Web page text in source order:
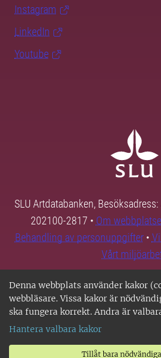
Denna webbplats använder kakor
webbläsare. Vissa kakor är
ska fungera korrekt. Andra är
Hantera valbara kakor
Tillåt bara
Instagram
LinkedIn
Youtube
SLU Artdatabanken,
202100-2817 • Om
Behandling av personuppgifter•
Vårt